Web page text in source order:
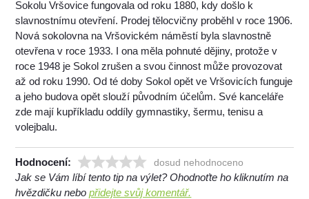
Sokolu Vršovice fungovala od roku 1880, kdy došlo k
slavnostnímu otevření. Prodej tělocvičny proběhl v roce 1906.
Nová sokolovna na Vršovickém náměstí byla slavnostně
otevřena v roce 1933. I ona měla pohnuté dějiny, protože v
roce 1948 je Sokol zrušen a svou činnost může provozovat
až od roku 1990. Od té doby Sokol opět ve Vršovicích funguje
a jeho budova opět slouží původním účelům. Své kanceláře
zde mají kupříkladu oddíly gymnastiky, šermu, tenisu a
volejbalu.
Hodnocení: dosud nehodnoceno
Jak se Vám líbí tento tip na výlet? Ohodnoťte ho kliknutím na
hvězdičku nebopřidejte svůj komentář.